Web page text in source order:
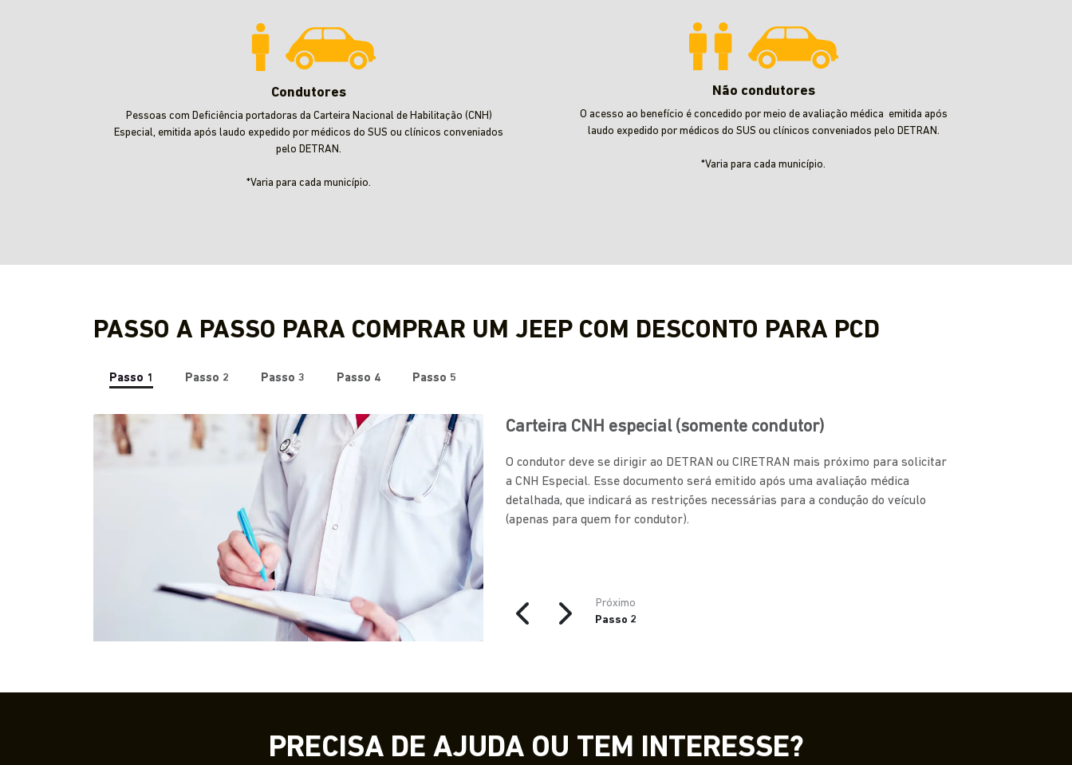
Condutores
Pessoas com Deficiência portadoras da Carteira Nacional de Habilitação (CNH)
Especial, emitida após laudo expedido por médicos do SUS ou clínicos conveniados
pelo DETRAN.
*Varia para cada município.
Não condutores
O acesso ao benefício é concedido por meio de avaliação médica emitida após
laudo expedido por médicos do SUS ou clínicos conveniados pelo DETRAN.
*Varia para cada município.
PASSO A PASSO PARA COMPRAR UM JEEP COM DESCONTO PARA PCD
Passo 1 Passo 2 Passo 3 Passo 4 Passo 5
Carteira CNH especial (somente condutor)
O condutor deve se dirigir ao DETRAN ou CIRETRAN mais próximo para solicitar
a CNH Especial. Esse documento será emitido após uma avaliação médica
detalhada, que indicará as restrições necessárias para a condução do veículo
(apenas para quem for condutor).
Próximo
Passo 2
PRECISA DE AJUDA OU TEM INTERESSE?